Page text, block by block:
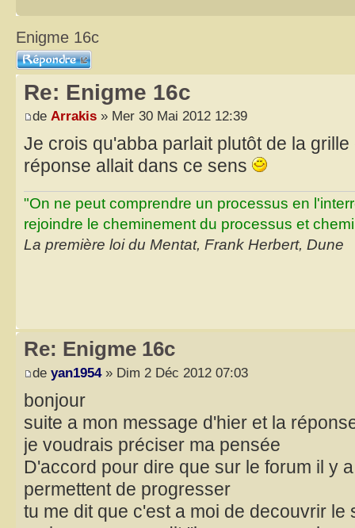
Enigme 16c
Répondre
Re: Enigme 16c
de Arrakis » Mer 30 Mai 2012 12:39
Je crois qu'abba parlait plutôt de la
réponse allait dans ce sens
"On ne peut comprendre un processus en
rejoindre le cheminement du processus et
La première loi du Mentat, Frank Herbert, Dune
Re: Enigme 16c
de yan1954» Dim 2 Déc 2012 07:03
bonjour
suite a mon message d'hier et la
je voudrais préciser ma pensée
D'accord pour dire que sur le forum il y
permettent de progresser
tu me dit que c'est a moi de decouvrir le